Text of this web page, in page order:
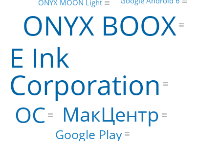
E Ink
Corporation
ONYX BOOX
ОС МакЦентр
Google Play
ONYX MOON Light